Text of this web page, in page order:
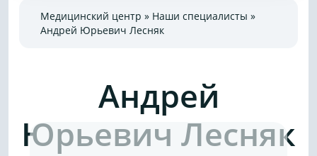
Медицинский центр » Наши специалисты »
Андрей Юрьевич Лесняк
Андрей
Юрьевич Лесняк